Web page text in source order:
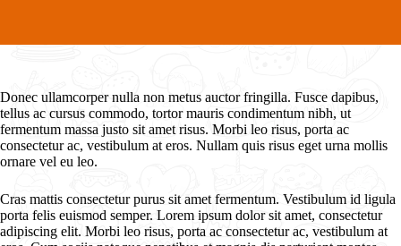
Donec ullamcorper nulla non metus auctor fringilla. Fusce dapibus,
tellus ac cursus commodo, tortor mauris condimentum nibh, ut
fermentum massa justo sit amet risus. Morbi leo risus, porta ac
consectetur ac, vestibulum at eros. Nullam quis risus eget urna mollis
ornare vel eu leo.
Cras mattis consectetur purus sit amet fermentum. Vestibulum id ligula
porta felis euismod semper. Lorem ipsum dolor sit amet, consectetur
adipiscing elit. Morbi leo risus, porta ac consectetur ac, vestibulum at